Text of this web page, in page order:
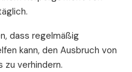
dass regelmäßig
kann, den Ausbruch von
zu verhindern.